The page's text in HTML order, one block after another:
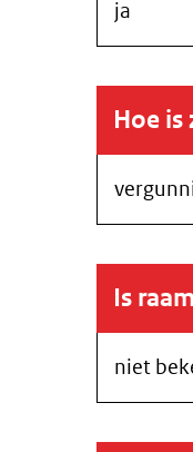
ja
Hoe
Is
niet